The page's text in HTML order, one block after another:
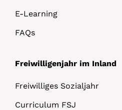
E-Learning
FAQs
Freiwilligenjahr im Inland
Freiwilliges Sozialjahr
Curriculum FSJ